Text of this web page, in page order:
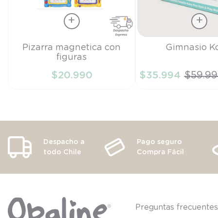
Talla
AÑADIR AL CARRITO
Pizarra magnetica con
figuras
$20.990 AÑADIR AL
Gimnasio
$35.994 $59.
Despacho a
todo Chile
Pago seguro
Compra Fácil
Preguntas frecuentes